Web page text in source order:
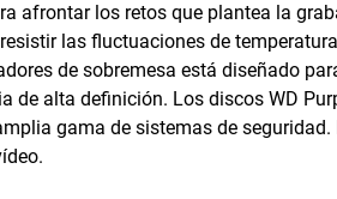
afrontar los retos que plantea la
las fluctuaciones de
de sobremesa está diseñado
de alta definición. Los discos WD
gama de sistemas de